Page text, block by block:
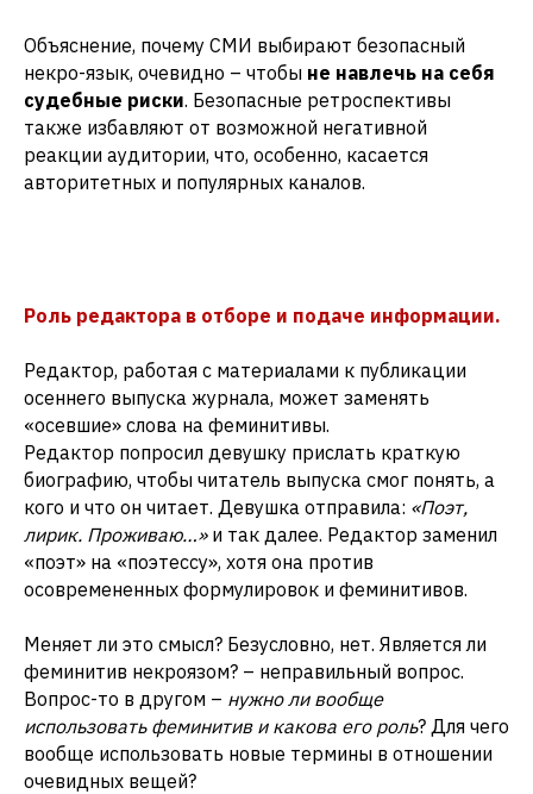
Объяснение, почему СМИ выбирают безопасный
некро-язык, очевидно – чтобы не навлечь на себя
судебные риски. Безопасные ретроспективы
также избавляют от возможной негативной
реакции аудитории, что, особенно, касается
авторитетных и популярных каналов.
Роль редактора в отборе и подаче информации.
Редактор, работая с материалами к публикации
осеннего выпуска журнала, может заменять
«осевшие» слова на феминитивы.
Редактор попросил девушку прислать краткую
биографию, чтобы читатель выпуска смог понять, а
кого и что он читает. Девушка отправила: «Поэт,
лирик. Проживаю…»и так далее. Редактор заменил
«поэт» на «поэтессу», хотя она против
осовремененных формулировок и феминитивов.
Меняет ли это смысл? Безусловно, нет. Является ли
феминитив некроязом? – неправильный вопрос.
Вопрос-то в другом – нужно ли вообще
использовать феминитив и какова его роль? Для чего
вообще использовать новые термины в отношении
очевидных вещей?